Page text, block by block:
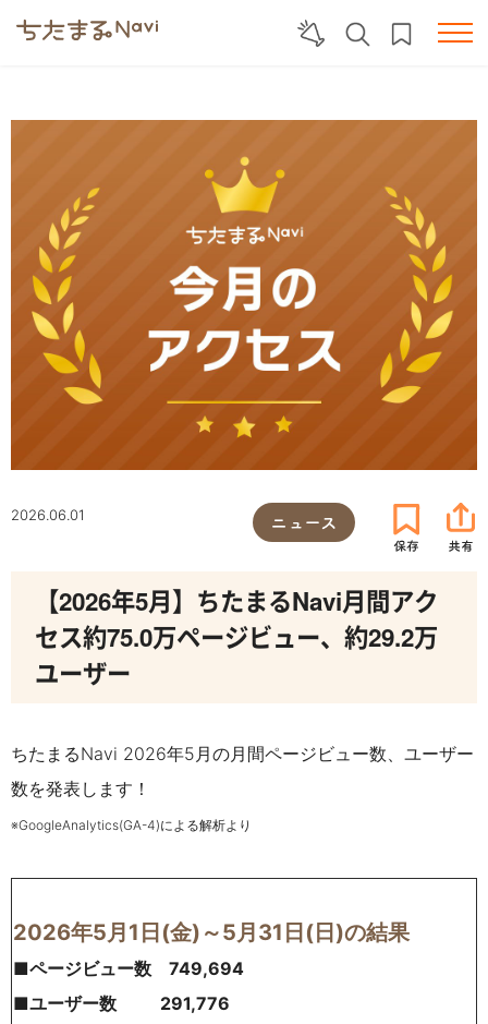
2026.06.01 ニュース
【2026年5月】ちたまるNavi月間アク
セス約75.0万ページビュー、約29.2万
ユーザー
ちたまるNavi 2026年5月の月間ページビュー数、ユーザー
数を発表します！
※GoogleAnalytics(GA-4)による解析より
2026年5月1日(金)～5月31日(日)の結果
■ページビュー数 749,694
■ユーザー数 291,776